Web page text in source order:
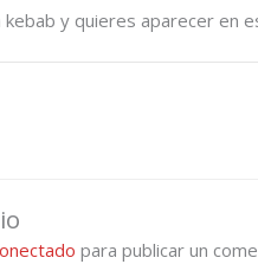
y quieres aparecer en
para publicar un